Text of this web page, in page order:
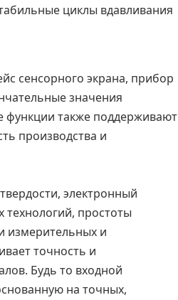
циклы вдавливания
сенсорного экрана, прибор
значения
функции также поддерживают
производства и
электронный
простоты
измерительных и
точность и
Будь то входной
на точных,